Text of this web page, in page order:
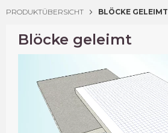
PRODUKTÜBERSICHT BLÖCKE GELEIMT
Blöcke geleimt